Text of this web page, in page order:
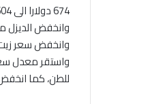
674 دولارا الى 604 دولارات بنسبة 10 بالمئة.
وانخفض سعر زيت الوقود من 432 دولارا
للطن، كما انخفض معدل خام